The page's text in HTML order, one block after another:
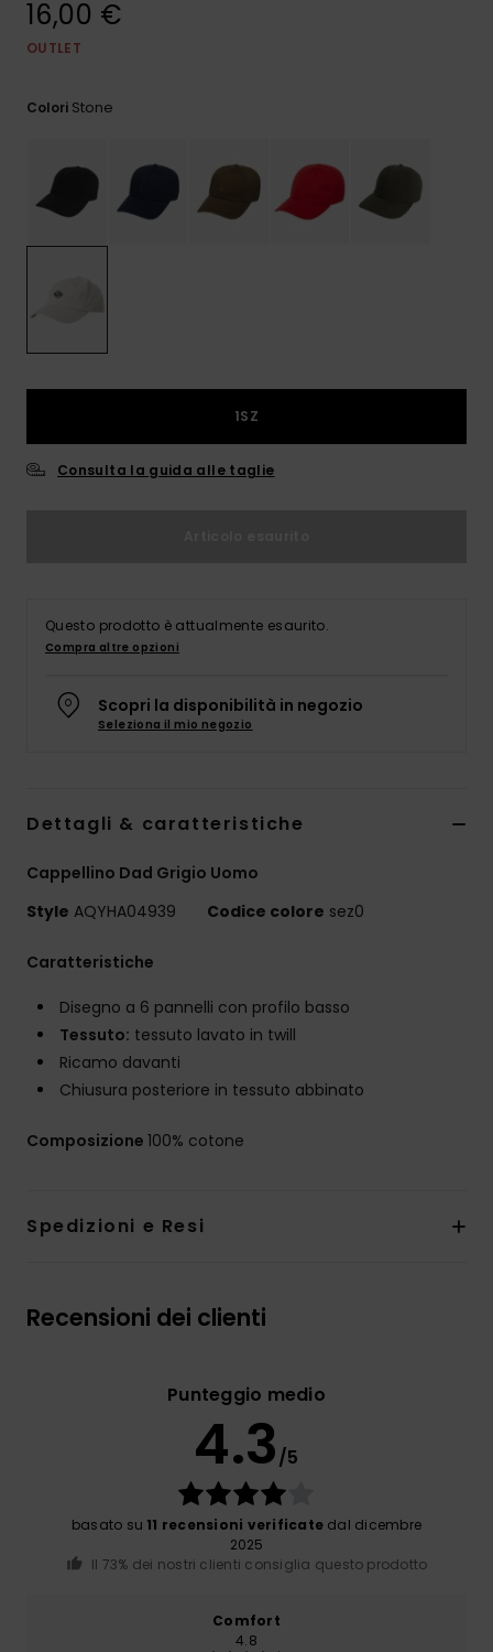
16,00 €
OUTLET
Colori Stone
1SZ
Consulta la guida alle taglie
Questo prodotto è attualmente esaurito.
Compra altre opzioni
Scopri la disponibilità in negozio
Seleziona il mio negozio
Dettagli & caratteristiche
Cappellino Dad Grigio Uomo
Style AQYHA04939 Codice colore sez0
Caratteristiche
Disegno a 6 pannelli con profilo basso
Tessuto: tessuto lavato in twill
Ricamo davanti
Chiusura posteriore in tessuto abbinato
Composizione 100% cotone
Spedizioni e Resi
Recensioni dei clienti
Punteggio medio
4.3/5
basato su 11 recensioni verificate dal dicembre
2025
Il 73% dei nostri clienti consiglia questo prodotto
Comfort
4.8